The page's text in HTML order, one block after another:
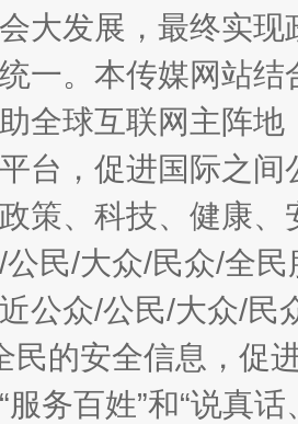
大发展，最终实
一。本传媒网站
全球互联网主阵
台，促进国际之
策、科技、健康
民/大众/民众/全
公众/公民/大众/民
民的安全信息，促
服务百姓”和“说真